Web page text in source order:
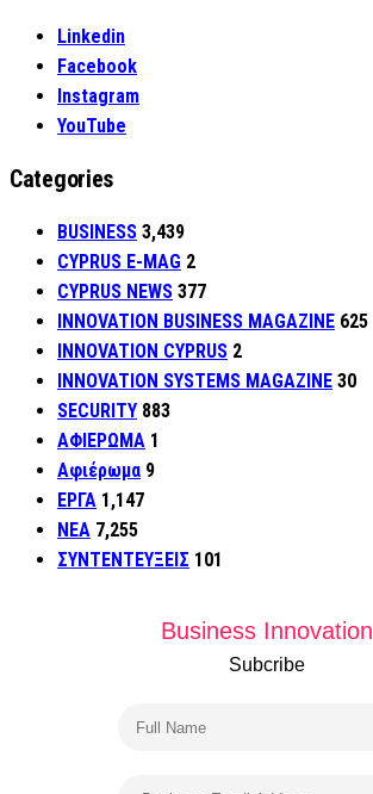
Linkedin
Facebook
Instagram
YouTube
Categories
BUSINESS 3,439
CYPRUS E-MAG 2
CYPRUS NEWS 377
INNOVATION BUSINESS MAGAZINE 625
INNOVATION CYPRUS 2
INNOVATION SYSTEMS MAGAZINE 30
SECURITY 883
ΑΦΙΕΡΩΜΑ 1
Αφιέρωμα 9
ΕΡΓΑ 1,147
ΝΕΑ 7,255
ΣΥΝΤΕΝΤΕΥΞΕΙΣ 101
Business Innovation
Subcribe